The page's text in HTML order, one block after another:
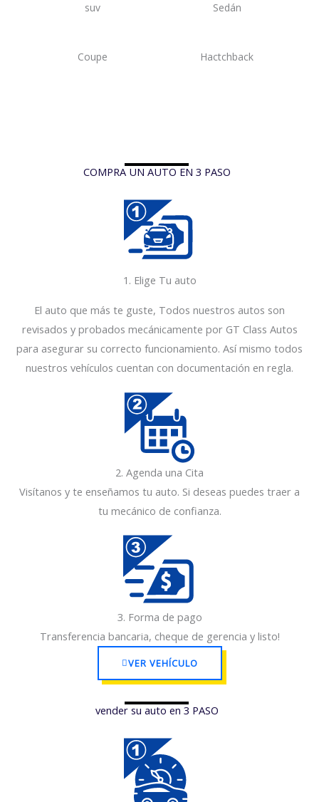
suv Sedán
Coupe Hactchback
COMPRA UN AUTO EN 3 PASO
1. Elige Tu auto
El auto que más te guste, Todos nuestros autos son
revisados y probados mecánicamente por GT Class Autos
para asegurar su correcto funcionamiento. Así mismo todos
nuestros vehículos cuentan con documentación en regla.
2. Agenda una Cita
Visítanos y te enseñamos tu auto. Si deseas puedes traer a
tu mecánico de confianza.
3. Forma de pago
Transferencia bancaria, cheque de gerencia y listo!
VER VEHÍCULO
vender su auto en 3 PASO